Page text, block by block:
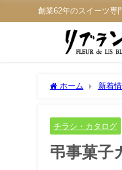
創業62年のスイーツ専
ホーム 新着
チラシ・カタログ
弔事菓子